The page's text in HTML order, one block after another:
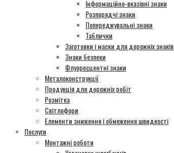
Інформаційно-вказівні знаки
Розпорядчі знаки
Попереджувальні знаки
Таблички
Заготовки і маски для дорожніх знаків
Знаки безпеки
Флуоресцентні знаки
Металоконструкції
Продукція для дорожніх робіт
Розмітка
Світлофори
Елементи зниження і обмеження швидкості
Послуги
Монтажні роботи